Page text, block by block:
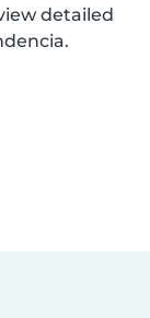
detailed